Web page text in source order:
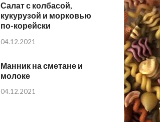
Салат с колбасой,
кукурузой и морковью
по-корейски
04.12.2021
Манник на сметане и
молоке
04.12.2021